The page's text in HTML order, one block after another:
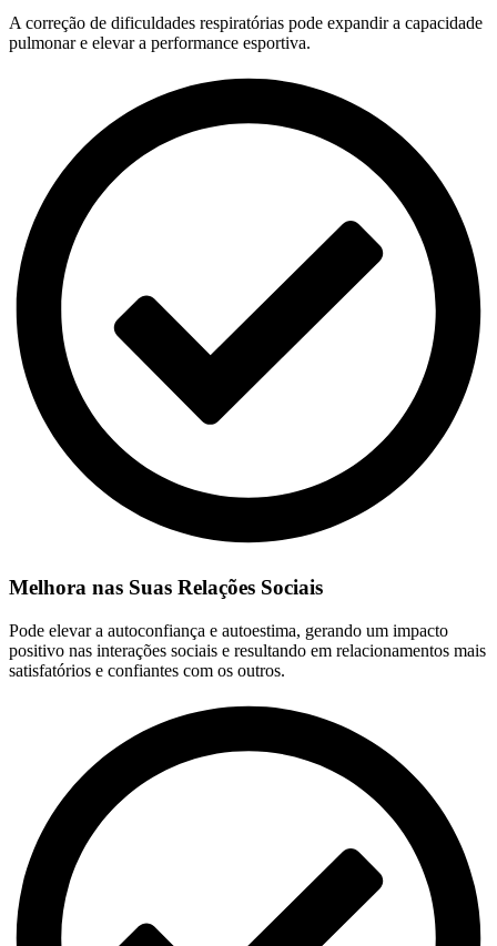
A correção de dificuldades respiratórias pode expandir a capacidade
pulmonar e elevar a performance esportiva.
Melhora nas Suas Relações Sociais
Pode elevar a autoconfiança e autoestima, gerando um impacto
positivo nas interações sociais e resultando em relacionamentos mais
satisfatórios e confiantes com os outros.